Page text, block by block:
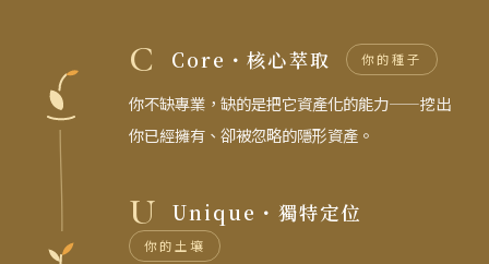
C Core・核心萃取 你的種子
你不缺專業，缺的是把它資產化的能力——挖出
你已經擁有、卻被忽略的隱形資產。
U Unique・獨特定位
你的土壤